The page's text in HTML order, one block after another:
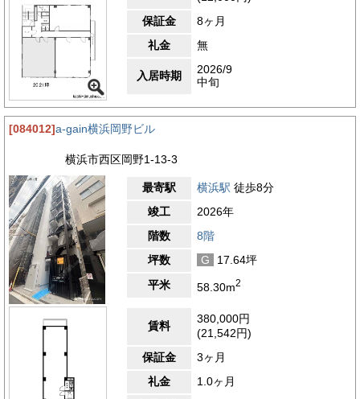
保証金
8ヶ月
礼金
無
入居時期
2026/9
中旬
[084012]a-gain横浜岡野ビル
横浜市西区岡野1-13-3
最寄駅 横浜駅 徒歩8分
竣工
2026年
階数
8階
坪数
G
17.64坪
平米
58.30m2
賃料
380,000円
(21,542円)
保証金
3ヶ月
礼金
1.0ヶ月